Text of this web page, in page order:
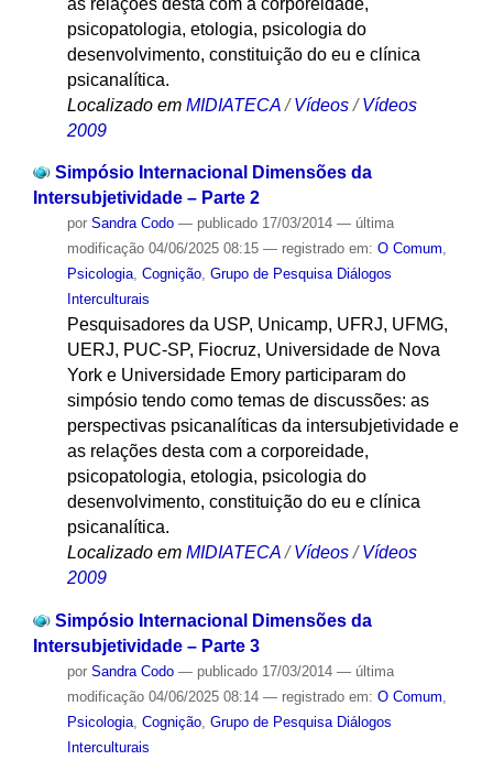
psicopatologia, etologia, psicologia do
desenvolvimento, constituição do eu e clínica
psicanalítica.
Localizado em MIDIATECA /Vídeos /Vídeos
2009
Simpósio Internacional Dimensões da
Intersubjetividade – Parte 2
por Sandra Codo — publicado17/03/2014 — última
modificação04/06/2025 08:15 — registrado em: O Comum,
Psicologia, Cognição, Grupo de Pesquisa Diálogos
Interculturais
Pesquisadores da USP, Unicamp, UFRJ, UFMG,
UERJ, PUC-SP, Fiocruz, Universidade de Nova
York e Universidade Emory participaram do
simpósio tendo como temas de discussões: as
perspectivas psicanalíticas da intersubjetividade e
as relações desta com a corporeidade,
psicopatologia, etologia, psicologia do
desenvolvimento, constituição do eu e clínica
psicanalítica.
Localizado em MIDIATECA / Vídeos / Vídeos
2009
Simpósio Internacional Dimensões da
Intersubjetividade – Parte 3
por Sandra Codo — publicado17/03/2014 — última
modificação04/06/2025 08:14 — registrado em: O Comum,
Psicologia, Cognição, Grupo de Pesquisa Diálogos
Interculturais